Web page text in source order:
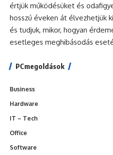
értjük működésüket és
hosszú éveken át élvezhetjük
és tudjuk, mikor, hogyan
esetleges meghibásodás
PCmegoldások
Business
Hardware
IT – Tech
Office
Software